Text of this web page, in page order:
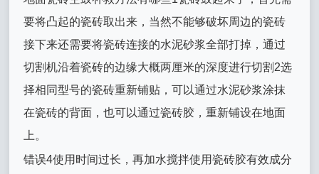
要将凸起的瓷砖取出来，当然不能够破坏周边的瓷砖
接下来还需要将瓷砖连接的水泥砂浆全部打掉，通过
切割机沿着瓷砖的边缘大概两厘米的深度进行切割2选
择相同型号的瓷砖重新铺贴，可以通过水泥砂浆涂抹
在瓷砖的背面，也可以通过瓷砖胶，重新铺设在地面
上。
错误4使用时间过长，再加水搅拌使用瓷砖胶有效成分